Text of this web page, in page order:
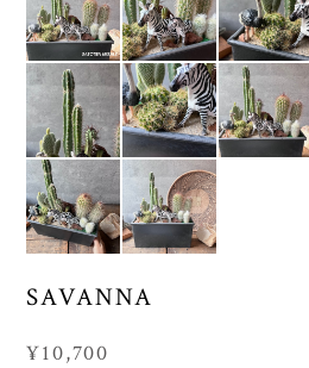
SAVANNA
¥10,700